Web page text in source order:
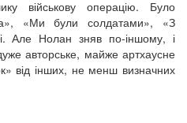
військову операцію. Було
«Ми були солдатами», «З
Але Нолан зняв по-іншому, і
авторське, майже артхаусне
від інших, не менш визначних